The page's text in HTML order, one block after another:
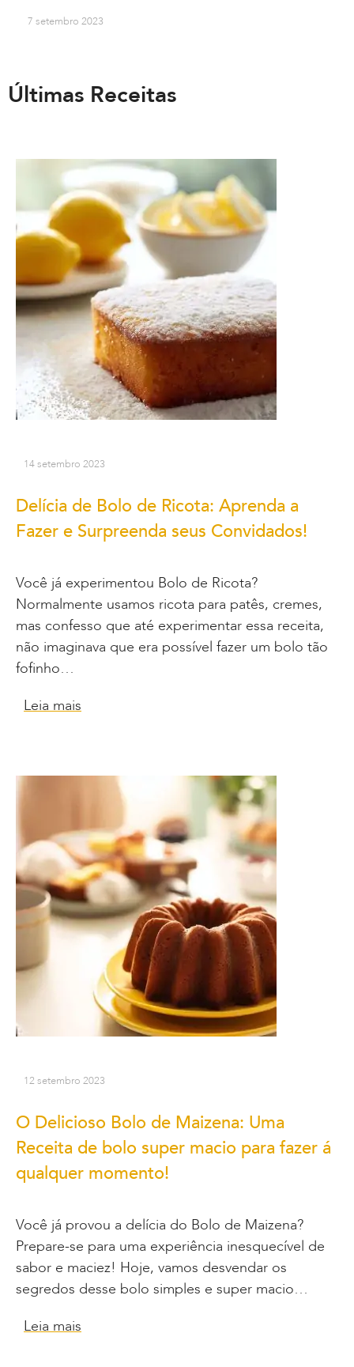
7 setembro 2023
Últimas Receitas
14 setembro 2023
Delícia de Bolo de Ricota: Aprenda a
Fazer e Surpreenda seus Convidados!
Você já experimentou Bolo de Ricota?
Normalmente usamos ricota para patês, cremes,
mas confesso que até experimentar essa receita,
não imaginava que era possível fazer um bolo tão
fofinho…
Leia mais
12 setembro 2023
O Delicioso Bolo de Maizena: Uma
Receita de bolo super macio para fazer á
qualquer momento!
Você já provou a delícia do Bolo de Maizena?
Prepare-se para uma experiência inesquecível de
sabor e maciez! Hoje, vamos desvendar os
segredos desse bolo simples e super macio…
Leia mais